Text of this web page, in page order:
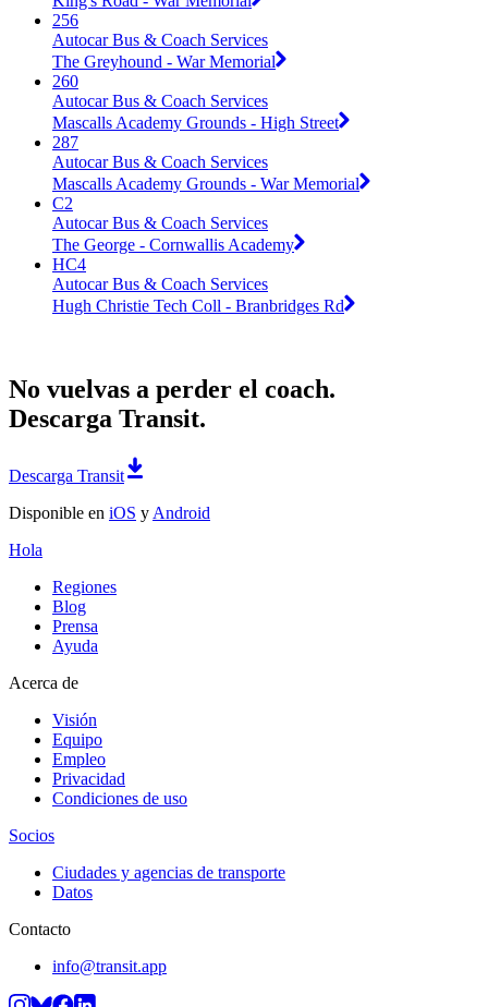
256
Autocar Bus & Coach Services
The Greyhound - War Memorial
260
Autocar Bus & Coach Services
Mascalls Academy Grounds - High Street
287
Autocar Bus & Coach Services
Mascalls Academy Grounds - War Memorial
C2
Autocar Bus & Coach Services
The George - Cornwallis Academy
HC4
Autocar Bus & Coach Services
Hugh Christie Tech Coll - Branbridges Rd
No vuelvas a perder el coach.
Descarga Transit.
Descarga Transit
Disponible en iOS y Android
Hola
Regiones
Blog
Prensa
Ayuda
Acerca de
Visión
Equipo
Empleo
Privacidad
Condiciones de uso
Socios
Ciudades y agencias de transporte
Datos
Contacto
info@transit.app